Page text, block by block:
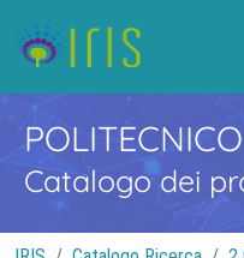
Catalogo dei